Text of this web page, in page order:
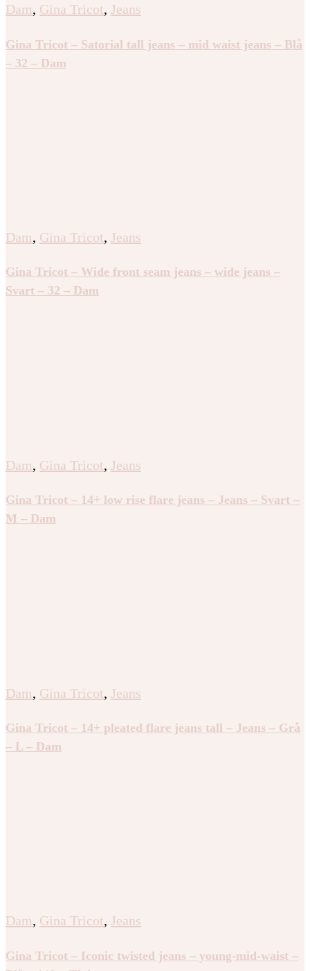
Dam, Gina Tricot, Jeans
Gina Tricot – Satorial tall jeans – mid waist jeans – Blå
– 32 – Dam
Dam, Gina Tricot, Jeans
Gina Tricot – Wide front seam jeans – wide jeans –
Svart – 32 – Dam
Dam, Gina Tricot, Jeans
Gina Tricot – 14+ low rise flare jeans – Jeans – Svart –
M – Dam
Dam, Gina Tricot, Jeans
Gina Tricot – 14+ pleated flare jeans tall – Jeans – Grå
– L – Dam
Dam, Gina Tricot, Jeans
Gina Tricot – Iconic twisted jeans – young-mid-waist –